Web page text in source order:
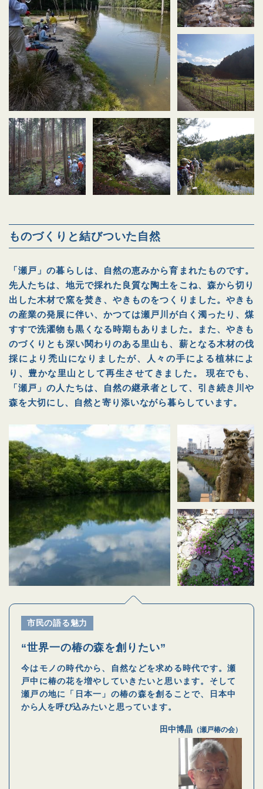
ものづくりと結びついた自然
「瀬戸」の暮らしは、自然の恵みから育まれたものです。
先人たちは、地元で採れた良質な陶土をこね、森から切り
出した木材で窯を焚き、やきものをつくりました。やきも
の産業の発展に伴い、かつては瀬戸川が白く濁ったり、煤
すすで洗濯物も黒くなる時期もありました。また、やきも
のづくりとも深い関わりのある里山も、薪となる木材の伐
採により禿山になりましたが、人々の手による植林によ
り、豊かな里山として再生させてきました。 現在でも、
「瀬戸」の人たちは、自然の継承者として、引き続き川や
森を大切にし、自然と寄り添いながら暮らしています。
市民の語る魅力
“世界一の椿の森を創りたい”
今はモノの時代から、自然などを求める時代です。瀬
戸中に椿の花を増やしていきたいと思います。そして
瀬戸の地に「日本一」の椿の森を創ることで、日本中
から人を呼び込みたいと思っています。
田中博晶 （瀬戸椿の会）